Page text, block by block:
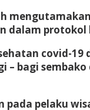
dalam protokol
covid-19
bagi sembako
pada pelaku